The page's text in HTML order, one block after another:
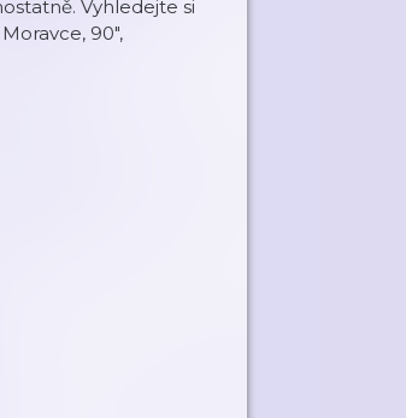
Vyhledejte si
90",